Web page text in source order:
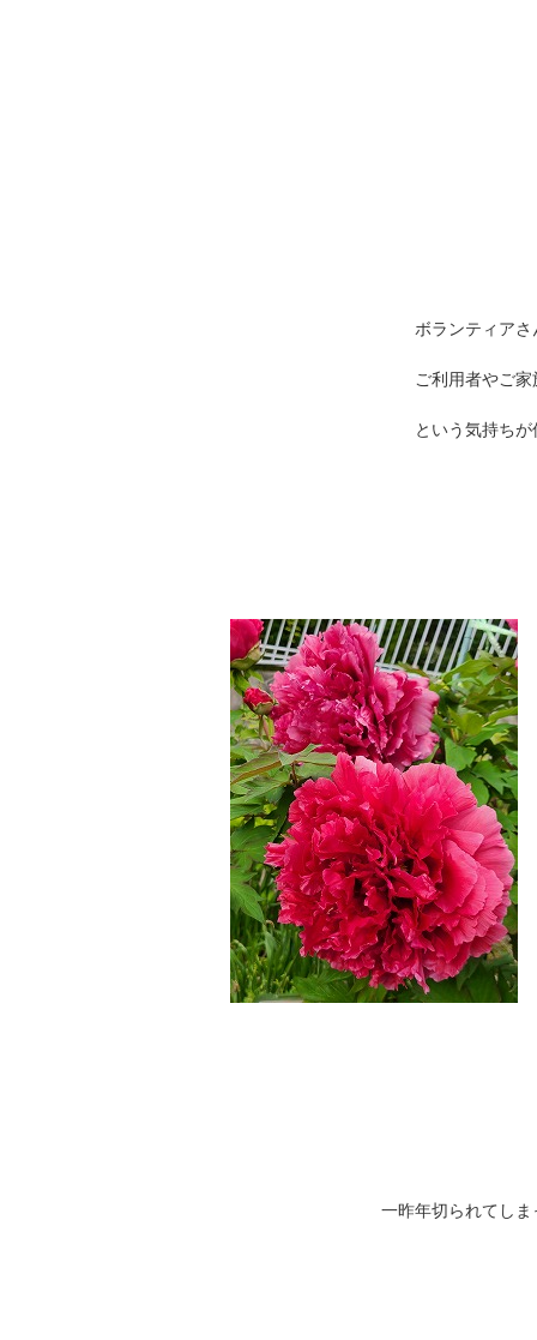
ボランティアさんの必至
ご利用者やご家族そして
という気持ちが伝わり
一昨年切られてしまったの